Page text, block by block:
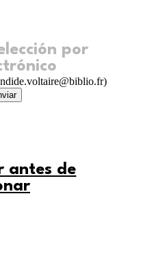
antes de